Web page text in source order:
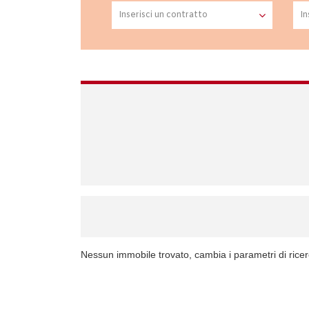
Nessun immobile trovato, cambia i parametri di